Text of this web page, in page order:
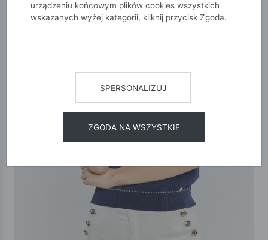
urządzeniu końcowym plików cookies wszystkich
wskazanych wyżej kategorii, kliknij przycisk Zgoda.
SPERSONALIZUJ
ZGODA NA WSZYSTKIE